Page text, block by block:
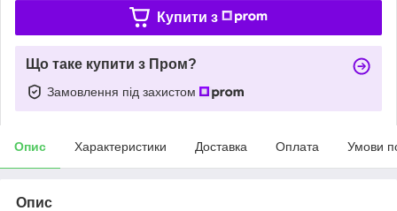
Купити з
Що таке купити з Пром?
Замовлення під захистом
Опис Характеристики Доставка Оплата Умови
Опис